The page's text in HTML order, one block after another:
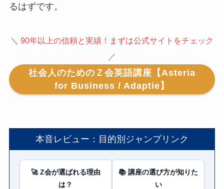
るはずです。
＼ 90年以上の信頼と実績！まずは公式サイトをチェック
／
社会人のためのＺ会英語講座【Asteria
for Business / Adaptie】
本音レビュー：目的別ジャンプリンク
🚀 Z会が選ばれる理由
は？
📚 講座の選び方が知りた
い